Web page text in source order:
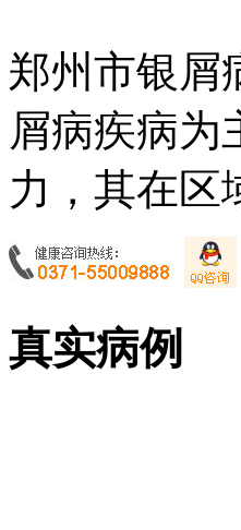
郑州市银屑
屑病疾病为
力，其在区
真实病例